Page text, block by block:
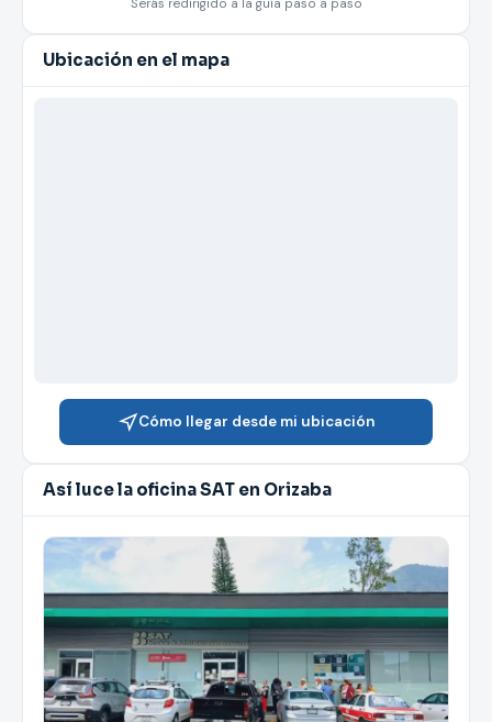
Serás redirigido a la guía paso a paso
Ubicación en el mapa
Cómo llegar desde mi ubicación
Así luce la oficina SAT en Orizaba